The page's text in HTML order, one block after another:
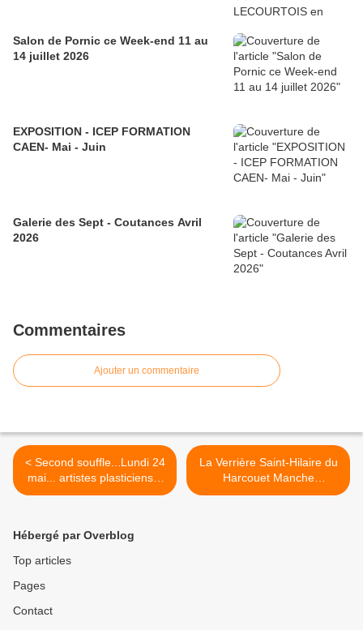
Salon de Pornic ce Week-end 11 au
14 juillet 2026
EXPOSITION - ICEP FORMATION
CAEN- Mai - Juin
Galerie des Sept - Coutances Avril
2026
Commentaires
Ajouter un commentaire
< Second souffle...Lundi 24
mai... artistes plasticiens...
à Regneville sur mer
La Verrière Saint-Hilaire du
Harcouet Manche
Expo...Juin à septembre.. >
Hébergé par Overblog
Top articles
Pages
Contact